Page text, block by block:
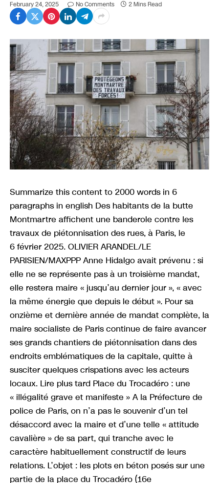
February 24, 2025 No Comments 2 Mins Read
Summarize this content to 2000 words in 6
paragraphs in english Des habitants de la butte
Montmartre affichent une banderole contre les
travaux de piétonnisation des rues, à Paris, le
6 février 2025. OLIVIER ARANDEL/LE
PARISIEN/MAXPPP Anne Hidalgo avait prévenu : si
elle ne se représente pas à un troisième mandat,
elle restera maire « jusqu’au dernier jour », « avec
la même énergie que depuis le début ». Pour sa
onzième et dernière année de mandat complète, la
maire socialiste de Paris continue de faire avancer
ses grands chantiers de piétonnisation dans des
endroits emblématiques de la capitale, quitte à
susciter quelques crispations avec les acteurs
locaux. Lire plus tard Place du Trocadéro : une
« illégalité grave et manifeste » A la Préfecture de
police de Paris, on n’a pas le souvenir d’un tel
désaccord avec la maire et d’une telle « attitude
cavalière » de sa part, qui tranche avec le
caractère habituellement constructif de leurs
relations. L’objet : les plots en béton posés sur une
partie de la place du Trocadéro (16e